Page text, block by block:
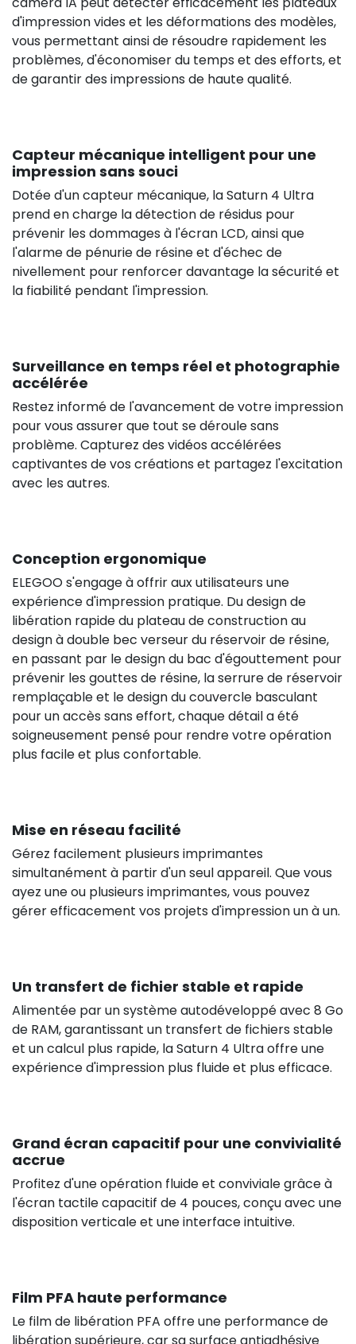
d'impression vides et les déformations des modèles,
vous permettant ainsi de résoudre rapidement les
problèmes, d'économiser du temps et des efforts, et
de garantir des impressions de haute qualité.
Capteur mécanique intelligent pour une
impression sans souci
Dotée d'un capteur mécanique, la Saturn 4 Ultra
prend en charge la détection de résidus pour
prévenir les dommages à l'écran LCD, ainsi que
l'alarme de pénurie de résine et d'échec de
nivellement pour renforcer davantage la sécurité et
la fiabilité pendant l'impression.
Surveillance en temps réel et photographie
accélérée
Restez informé de l'avancement de votre impression
pour vous assurer que tout se déroule sans
problème. Capturez des vidéos accélérées
captivantes de vos créations et partagez l'excitation
avec les autres.
Conception ergonomique
ELEGOO s'engage à offrir aux utilisateurs une
expérience d'impression pratique. Du design de
libération rapide du plateau de construction au
design à double bec verseur du réservoir de résine,
en passant par le design du bac d'égouttement pour
prévenir les gouttes de résine, la serrure de réservoir
remplaçable et le design du couvercle basculant
pour un accès sans effort, chaque détail a été
soigneusement pensé pour rendre votre opération
plus facile et plus confortable.
Mise en réseau facilité
Gérez facilement plusieurs imprimantes
simultanément à partir d'un seul appareil. Que vous
ayez une ou plusieurs imprimantes, vous pouvez
gérer efficacement vos projets d'impression un à un.
Un transfert de fichier stable et rapide
Alimentée par un système autodéveloppé avec 8 Go
de RAM, garantissant un transfert de fichiers stable
et un calcul plus rapide, la Saturn 4 Ultra offre une
expérience d'impression plus fluide et plus efficace.
Grand écran capacitif pour une convivialité
accrue
Profitez d'une opération fluide et conviviale grâce à
l'écran tactile capacitif de 4 pouces, conçu avec une
disposition verticale et une interface intuitive.
Film PFA haute performance
Le film de libération PFA offre une performance de
libération supérieure, car sa surface antiadhésive